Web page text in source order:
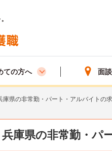
ての方へ 面
庫県の非常勤・パート・アルバイトの
兵庫県の非常勤・パ